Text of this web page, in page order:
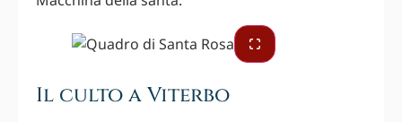
Il culto a Viterbo